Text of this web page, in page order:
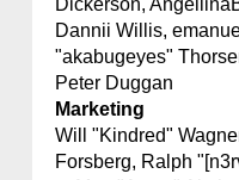
Dickerson,
Dannii Willis,
"akabugeyes"
Peter Duggan
Marketing
Will "Kindred"
Forsberg, Ralph